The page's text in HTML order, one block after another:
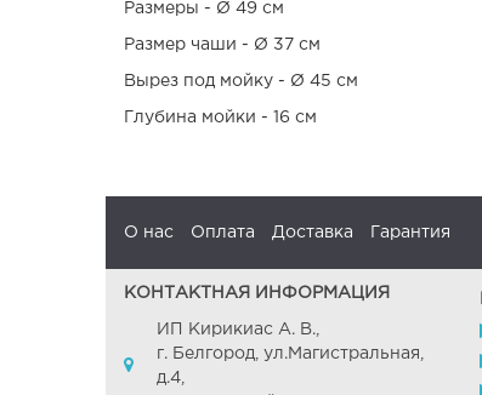
Размеры - Ø 49 см
Размер чаши - Ø 37 см
Вырез под мойку - Ø 45 см
Глубина мойки - 16 см
О нас Оплата Доставка Гарантия
КОНТАКТНАЯ ИНФОРМАЦИЯ
ИП Кирикиас А. В.,
г. Белгород, ул.Магистральная,
д.4,